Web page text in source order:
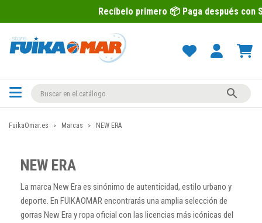
Recíbelo primero 📦 Paga después con Sequra 💶

FuikaOmar.es Marcas NEW ERA
NEW ERA
La marca New Era es sinónimo de autenticidad, estilo urbano y
deporte. En FUIKAOMAR encontrarás una amplia selección de
gorras New Era y ropa oficial con las licencias más icónicas del